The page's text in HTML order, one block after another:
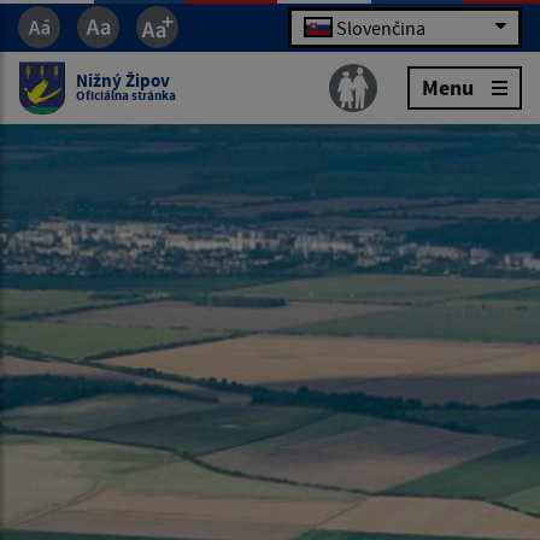
Slovenčina
Nižný Žipov
Oficiálna stránka Menu